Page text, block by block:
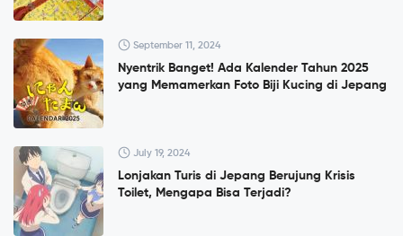
September 11, 2024
Nyentrik Banget! Ada Kalender Tahun 2025
yang Memamerkan Foto Biji Kucing di Jepang
July 19, 2024
Lonjakan Turis di Jepang Berujung Krisis
Toilet, Mengapa Bisa Terjadi?